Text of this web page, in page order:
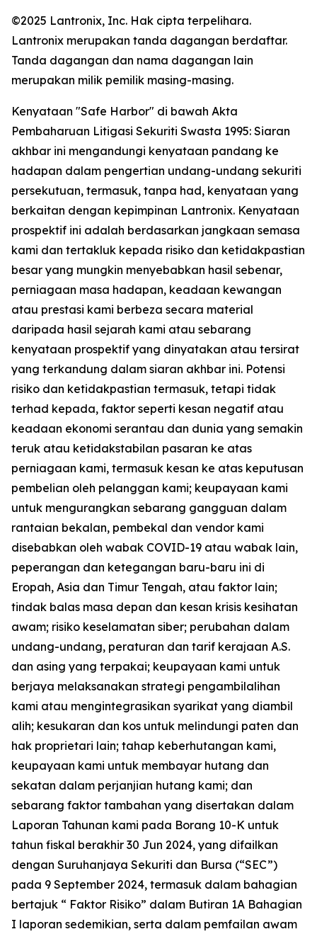
©2025 Lantronix, Inc. Hak cipta terpelihara.
Lantronix merupakan tanda dagangan berdaftar.
Tanda dagangan dan nama dagangan lain
merupakan milik pemilik masing-masing.
Kenyataan "Safe Harbor" di bawah Akta
Pembaharuan Litigasi Sekuriti Swasta 1995: Siaran
akhbar ini mengandungi kenyataan pandang ke
hadapan dalam pengertian undang-undang sekuriti
persekutuan, termasuk, tanpa had, kenyataan yang
berkaitan dengan kepimpinan Lantronix. Kenyataan
prospektif ini adalah berdasarkan jangkaan semasa
kami dan tertakluk kepada risiko dan ketidakpastian
besar yang mungkin menyebabkan hasil sebenar,
perniagaan masa hadapan, keadaan kewangan
atau prestasi kami berbeza secara material
daripada hasil sejarah kami atau sebarang
kenyataan prospektif yang dinyatakan atau tersirat
yang terkandung dalam siaran akhbar ini. Potensi
risiko dan ketidakpastian termasuk, tetapi tidak
terhad kepada, faktor seperti kesan negatif atau
keadaan ekonomi serantau dan dunia yang semakin
teruk atau ketidakstabilan pasaran ke atas
perniagaan kami, termasuk kesan ke atas keputusan
pembelian oleh pelanggan kami; keupayaan kami
untuk mengurangkan sebarang gangguan dalam
rantaian bekalan, pembekal dan vendor kami
disebabkan oleh wabak COVID-19 atau wabak lain,
peperangan dan ketegangan baru-baru ini di
Eropah, Asia dan Timur Tengah, atau faktor lain;
tindak balas masa depan dan kesan krisis kesihatan
awam; risiko keselamatan siber; perubahan dalam
undang-undang, peraturan dan tarif kerajaan A.S.
dan asing yang terpakai; keupayaan kami untuk
berjaya melaksanakan strategi pengambilalihan
kami atau mengintegrasikan syarikat yang diambil
alih; kesukaran dan kos untuk melindungi paten dan
hak proprietari lain; tahap keberhutangan kami,
keupayaan kami untuk membayar hutang dan
sekatan dalam perjanjian hutang kami; dan
sebarang faktor tambahan yang disertakan dalam
Laporan Tahunan kami pada Borang 10-K untuk
tahun fiskal berakhir 30 Jun 2024, yang difailkan
dengan Suruhanjaya Sekuriti dan Bursa (“SEC”)
pada 9 September 2024, termasuk dalam bahagian
bertajuk “ Faktor Risiko” dalam Butiran 1A Bahagian
I laporan sedemikian, serta dalam pemfailan awam